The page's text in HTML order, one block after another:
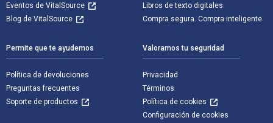
Eventos de VitalSource
Blog de VitalSource
Libros de texto digitales
Compra segura. Compra inteligente
Permite que te ayudemos
Política de devoluciones
Preguntas frecuentes
Soporte de productos
Valoramos tu seguridad
Privacidad
Términos
Política de cookies
Configuración de cookies